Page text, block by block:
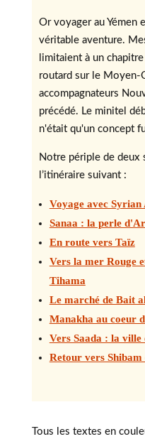
Or voyager au Yémen
véritable aventure.
limitaient à un
routard sur le Moyen-
accompagnateurs
précédé. Le minitel
n'était qu'un concept
Notre périple de deux
l’itinéraire suivant :
Voyage avec
Sanaa : la perle
En route vers Taïz
Vers la mer Rouge
Tihama
Le marché de Bait
Manakha au coeur
Vers Saada : la ville
Retour vers Shibam
Tous les textes en